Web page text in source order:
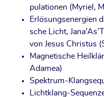
pu­la­tio­nen (Myri­el,
Erlö­sungs­en­er­gien
sche Licht,
von Jesus Chris­tus
Magne­ti­sche
Adamea)
Spek­trum-
Licht­klang-